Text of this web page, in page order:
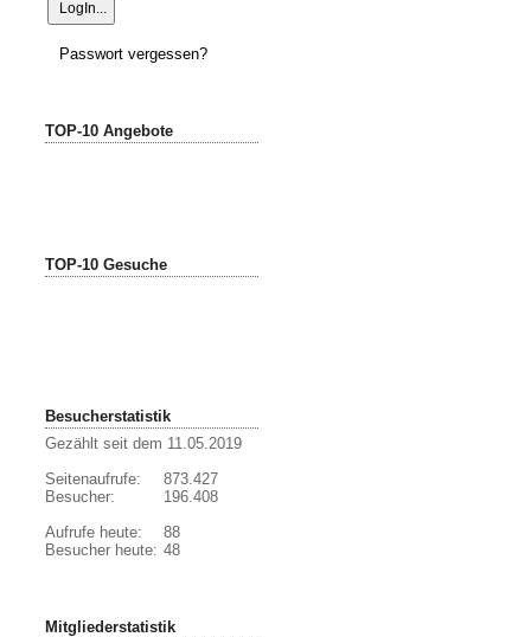
Passwort vergessen?
TOP-10 Angebote
TOP-10 Gesuche
Besucherstatistik
Gezählt seit dem 11.05.2019
Seitenaufrufe:
Besucher:
Aufrufe heute:
Besucher heute:
873.427
196.408
88
48
Mitgliederstatistik